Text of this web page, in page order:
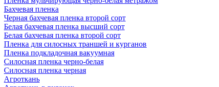
Бахчевая пленка
Черная бахчевая пленка второй сорт
Белая бахчевая пленка высший сорт
Белая бахчевая пленка второй сорт
Пленка для силосных траншей и курганов
Пленка подкладочная вакуумная
Силосная пленка черно-белая
Силосная пленка черная
Агроткань